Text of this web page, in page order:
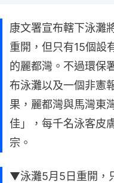
康文署宣布轄下泳灘
重開，但只有15個設
的麗都灣。不過環保
布泳灘以及一個非憲
果，麗都灣與馬灣東
佳」，每千名泳客皮
宗。
▼泳灘5月5日重開，